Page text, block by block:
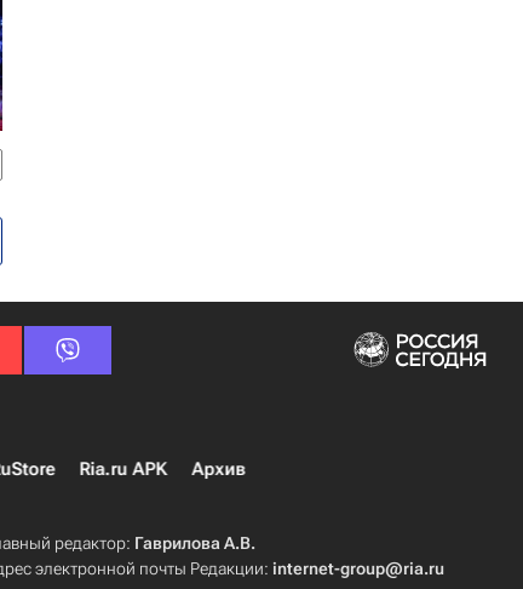
Ria.ru APK Архив
редактор: Гаврилова А.В.
электронной почты Редакции:internet-group@ria.ru